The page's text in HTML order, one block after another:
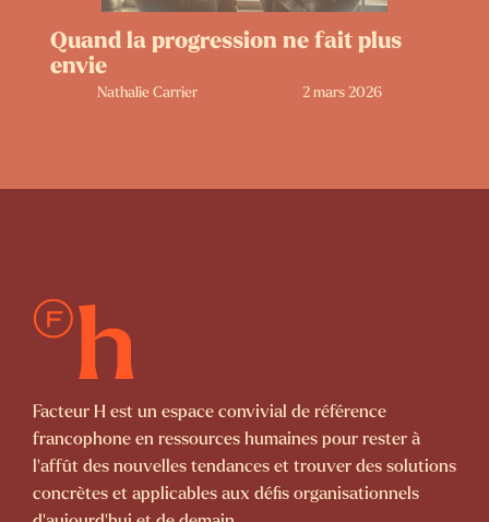
Quand la progression ne fait plus
envie
Nathalie Carrier 2 mars 2026
Facteur H est un espace convivial de référence
francophone en ressources humaines pour rester à
l’affût des nouvelles tendances et trouver des solutions
concrètes et applicables aux défis organisationnels